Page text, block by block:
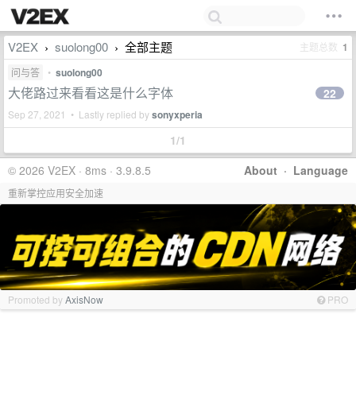
V2EX › suolong00 › 全部主题 主题总数 1
问与答 • suolong00
大佬路过来看看这是什么字体
Sep 27, 2021 • Lastly replied bysonyxperia
22
1/1
About · Language
© 2026 V2EX · 8ms · 3.9.8.5
重新掌控应用安全加速
Promoted byAxisNow PRO